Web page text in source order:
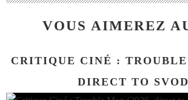
VOUS AIMEREZ
CRITIQUE CINÉ :
DIRECT TO